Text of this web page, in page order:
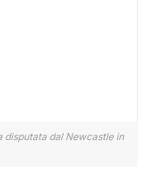
disputata dal Newcastle in